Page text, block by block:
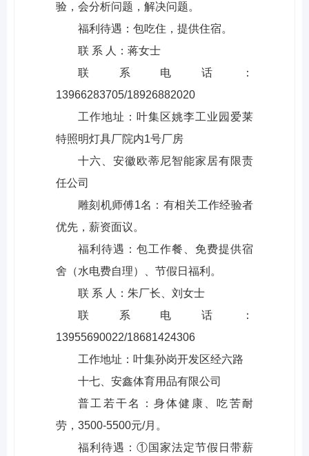
验，会分析问题，解决问题。
福利待遇：包吃住，提供住宿。
联 系 人：蒋女士
联系电话：
13966283705/18926882020
工作地址：叶集区姚李工业园爱莱
特照明灯具厂院内1号厂房
十六、安徽欧蒂尼智能家居有限责
任公司
雕刻机师傅1名：有相关工作经验者
优先，薪资面议。
福利待遇：包工作餐、免费提供宿
舍（水电费自理）、节假日福利。
联 系 人：朱厂长、刘女士
联系电话：
13955690022/18681424306
工作地址：叶集孙岗开发区经六路
十七、安鑫体育用品有限公司
普工若干名：身体健康、吃苦耐
劳，3500-5500元/月。
福利待遇：①国家法定节假日带薪